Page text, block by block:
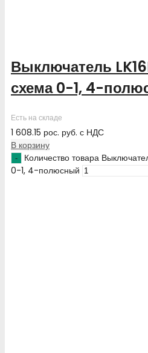
Выключатель
схема 0-1, 4-
Есть на складе
1 608.15 рос. руб. с НДС
В корзину
Количество товара
0-1, 4-полюсный